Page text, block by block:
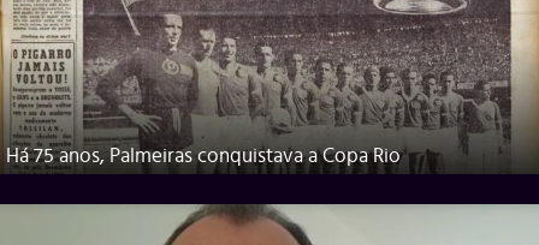
Há 75 anos, Palmeiras conquistava a Copa Rio